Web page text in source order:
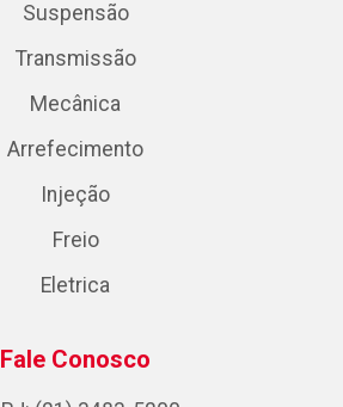
Suspensão
Transmissão
Mecânica
Arrefecimento
Injeção
Freio
Eletrica
Fale Conosco